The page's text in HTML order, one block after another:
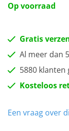
Op voorraad
Gratis
Al meer dan
5880 klanten
Kosteloos
Een vraag over